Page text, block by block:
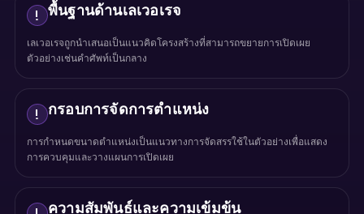
! พื้นฐานด้านเลเวอเรจ
เลเวอเรจถูกนำเสนอเป็นแนวคิดโครงสร้างที่สามารถขยายการเปิดเผย
ตัวอย่างเช่นคำศัพท์เป็นกลาง
! กรอบการจัดการตำแหน่ง
การกำหนดขนาดตำแหน่งเป็นแนวทางการจัดสรรใช้ในตัวอย่างเพื่อแสดง
การควบคุมและวางแผนการเปิดเผย
ความสัมพันธ์และความเข้มข้น